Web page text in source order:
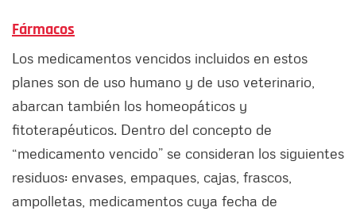
Fármacos
Los medicamentos vencidos incluidos en estos
planes son de uso humano y de uso veterinario,
abarcan también los homeopáticos y
fitoterapéuticos. Dentro del concepto de
“medicamento vencido” se consideran los siguientes
residuos: envases, empaques, cajas, frascos,
ampolletas, medicamentos cuya fecha de